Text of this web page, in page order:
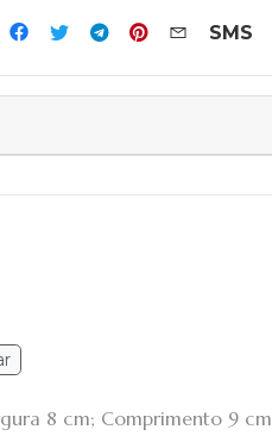
SMS
8 cm; Comprimento 9 cm